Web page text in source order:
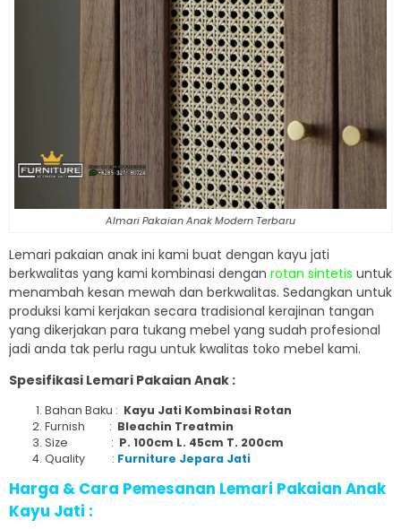
Almari Pakaian Anak Modern Terbaru
Lemari pakaian anak ini kami buat dengan kayu jati
berkwalitas yang kami kombinasi dengan rotan sintetis untuk
menambah kesan mewah dan berkwalitas. Sedangkan untuk
produksi kami kerjakan secara tradisional kerajinan tangan
yang dikerjakan para tukang mebel yang sudah profesional
jadi anda tak perlu ragu untuk kwalitas toko mebel kami.
Spesifikasi Lemari Pakaian Anak :
Bahan Baku : Kayu Jati Kombinasi Rotan
Furnish : Bleachin Treatmin
Size : P. 100cm L. 45cm T. 200cm
Quality : Furniture Jepara Jati
Harga & Cara Pemesanan Lemari Pakaian Anak
Kayu Jati :